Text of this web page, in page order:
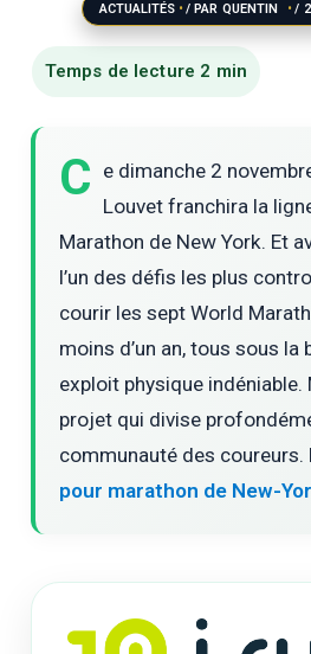
ACTUALITÉS / PAR QUENTIN /
C e dimanche 2
Louvet franchira la
Marathon de New York. Et
l’un des défis les plus
courir les sept World
moins d’un an, tous sous la
exploit physique indéniable.
projet qui divise
communauté des coureurs.
pour marathon de New-